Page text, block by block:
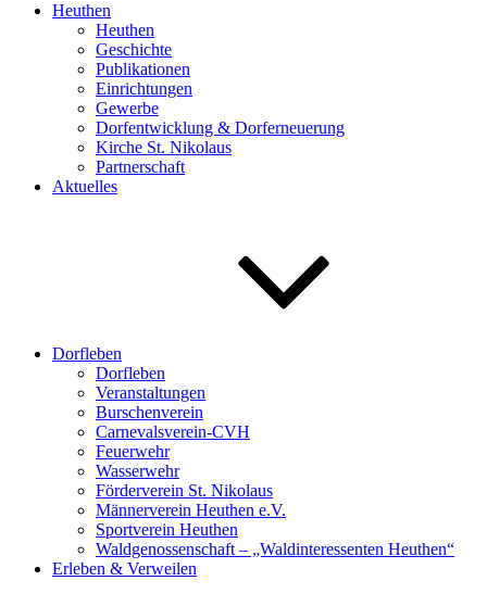
Heuthen
Heuthen
Geschichte
Publikationen
Einrichtungen
Gewerbe
Dorfentwicklung & Dorferneuerung
Kirche St. Nikolaus
Partnerschaft
Aktuelles
Dorfleben
Dorfleben
Veranstaltungen
Burschenverein
Carnevalsverein-CVH
Feuerwehr
Wasserwehr
Förderverein St. Nikolaus
Männerverein Heuthen e.V.
Sportverein Heuthen
Waldgenossenschaft – „Waldinteressenten Heuthen“
Erleben & Verweilen